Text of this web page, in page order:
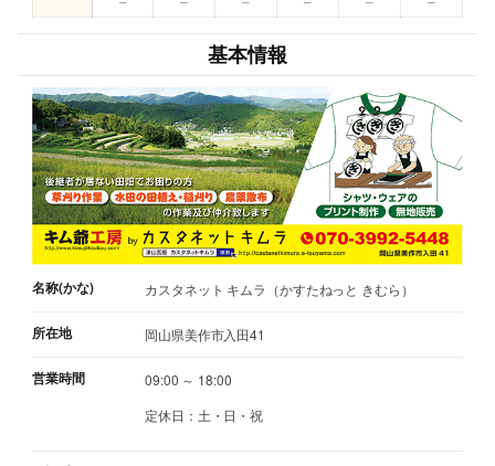
基本情報
名称(かな) カスタネット キムラ（かすたねっと きむら）
所在地 岡山県美作市入田41
営業時間
09:00 ～ 18:00
定休日：土・日・祝